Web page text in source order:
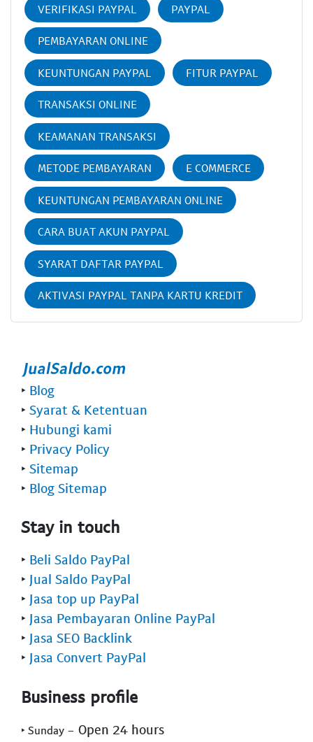
VERIFIKASI PAYPAL PAYPAL
PEMBAYARAN ONLINE
KEUNTUNGAN PAYPAL FITUR PAYPAL
TRANSAKSI ONLINE
KEAMANAN TRANSAKSI
METODE PEMBAYARAN E COMMERCE
KEUNTUNGAN PEMBAYARAN ONLINE
CARA BUAT AKUN PAYPAL
SYARAT DAFTAR PAYPAL
AKTIVASI PAYPAL TANPA KARTU KREDIT
‣ Blog
‣ Syarat & Ketentuan
‣ Hubungi kami
‣ Privacy Policy
‣ Sitemap
‣ Blog Sitemap
Stay in touch
‣ Beli Saldo PayPal
‣ Jual Saldo PayPal
‣ Jasa top up PayPal
‣ Jasa Pembayaran Online PayPal
‣ Jasa SEO Backlink
‣ Jasa Convert PayPal
Business profile
‣ Sunday - Open 24 hours